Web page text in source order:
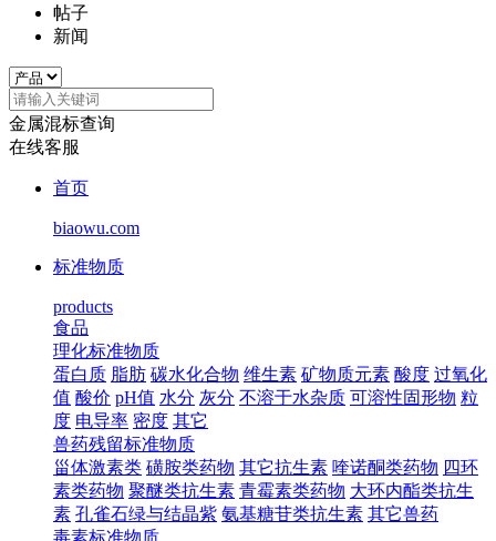
帖子
新闻
金属混标查询
在线客服
首页
biaowu.com
标准物质
products
食品
理化标准物质
蛋白质 脂肪 碳水化合物 维生素 矿物质元素 酸度 过氧化
值 酸价 pH值 水分 灰分 不溶于水杂质 可溶性固形物 粒
度 电导率 密度 其它
兽药残留标准物质
甾体激素类 磺胺类药物 其它抗生素 喹诺酮类药物 四环
素类药物 聚醚类抗生素 青霉素类药物 大环内酯类抗生
素 孔雀石绿与结晶紫 氨基糖苷类抗生素 其它兽药
毒素标准物质